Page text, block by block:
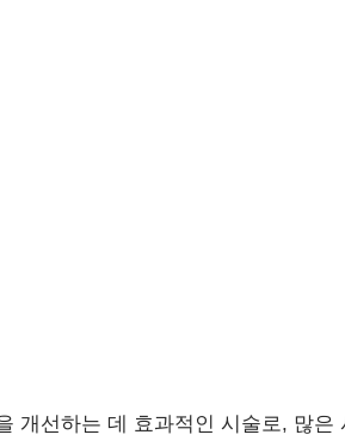
개선하는 데 효과적인 시술로, 많은